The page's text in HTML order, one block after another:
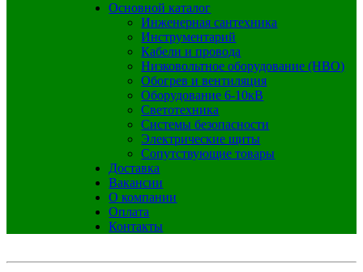
Основной каталог
Инженерная сантехника
Инструментарий
Кабели и провода
Низковольтное оборудование (НВО)
Обогрев и вентиляция
Оборудование 6-10кВ
Светотехника
Системы безопасности
Электрические щиты
Сопутствующие товары
Доставка
Вакансии
О компании
Оплата
Контакты